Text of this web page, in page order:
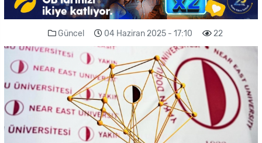
Güncel 04 Haziran 2025 - 17:10 22